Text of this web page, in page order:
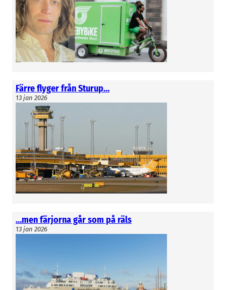
Färre flyger från Sturup…
13 jan 2026
…men färjorna går som på räls
13 jan 2026